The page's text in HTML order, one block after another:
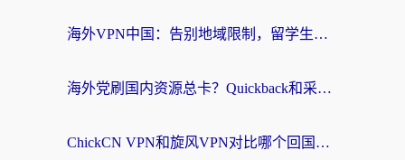
海外VPN中国：告别地域限制，留学生与华人如何轻松刷国内剧、玩国服？
海外党刷国内资源总卡？Quickback和采集蜂好用吗？这篇指南帮你避坑
ChickCN VPN和旋风VPN对比哪个回国效果更好？海外党亲测实用指南